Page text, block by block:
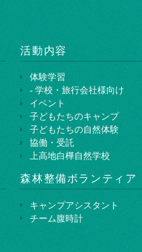
活動内容
体験学習
- 学校・旅行会社様向け
イベント
子どもたちのキャンプ
子どもたちの自然体験
協働・受託
上高地白樺自然学校
森林整備ボランティア
キャンプアシスタント
チーム腹時計